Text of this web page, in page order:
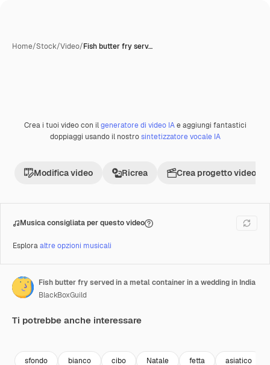
Home/Stock/Video/Fish butter fry serv…
Premium
Crea i tuoi video con ilgeneratore di video IAe aggiungi fantastici
doppiaggi usando il nostrosintetizzatore vocale IA
Modifica video Ricrea Crea progetto video
Musica consigliata per questo video
Esploraaltre opzioni musicali
Fish butter fry served in a metal container in a wedding in India
BlackBoxGuild
Ti potrebbe anche interessare
sfondo bianco cibo Natale fetta asiatico